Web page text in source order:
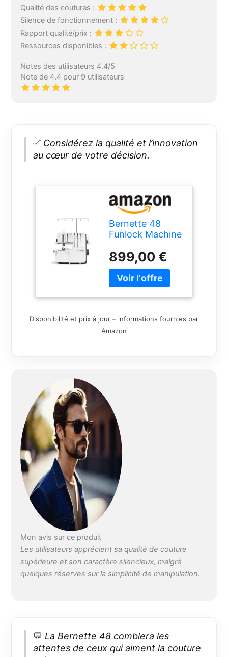
Qualité des coutures :
Silence de fonctionnement :
Rapport qualité/prix :
Ressources disponibles :
Notes des utilisateurs 4.4/5
Note de 4.4 pour 9 utilisateurs
✅ Considérez la qualité et l’innovation
au cœur de votre décision.
Bernette 48
Funlock Machine
prix avantageux
Surjeteuse
Coverstich
machine avec
grande Étendue
plus convaincant
Point qualité
899,00 €
Disponibilité et prix à jour – informations fournies par
Amazon
Mon avis sur ce produit
Les utilisateurs apprécient sa qualité de couture
supérieure et son caractère silencieux, malgré
quelques réserves sur la simplicité de manipulation.
💬 La Bernette 48 comblera les
attentes de ceux qui aiment la couture